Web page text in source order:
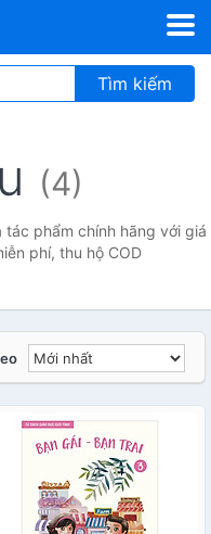
Tìm kiếm
(4)
phẩm chính hãng với giá
phí, thu hộ COD